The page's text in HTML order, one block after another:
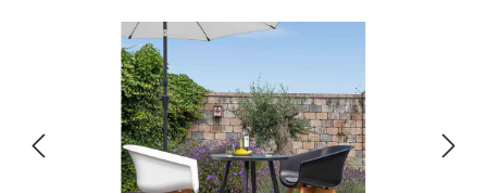
Bildergalerie überspringen